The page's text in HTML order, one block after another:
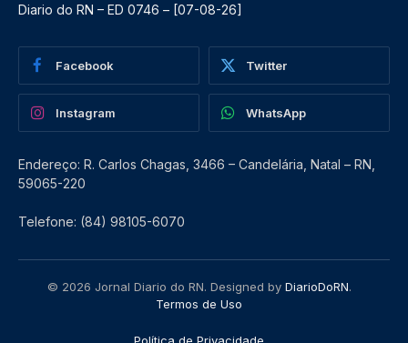
Diario do RN – ED 0746 – [07-08-26]
Facebook Twitter
Instagram WhatsApp
Endereço: R. Carlos Chagas, 3466 – Candelária, Natal – RN,
59065-220
Telefone: (84) 98105-6070
© 2026 Jornal Diario do RN. Designed by DiarioDoRN.
Termos de Uso